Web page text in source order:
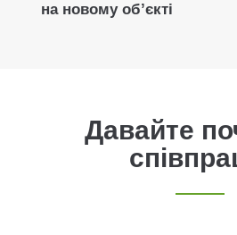
на новому обʼєкті
Давайте